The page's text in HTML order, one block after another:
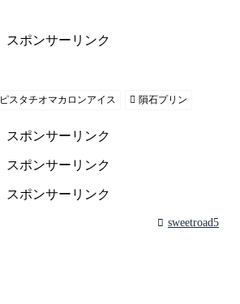
スポンサーリンク
ピスタチオマカロンアイス 隕石プリン
スポンサーリンク
スポンサーリンク
スポンサーリンク
sweetroad5